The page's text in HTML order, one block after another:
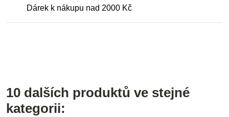
Dárek k nákupu nad 2000 Kč
10 dalších produktů ve stejné
kategorii: